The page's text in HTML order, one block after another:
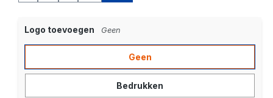
Logo toevoegen Geen
Geen
Bedrukken